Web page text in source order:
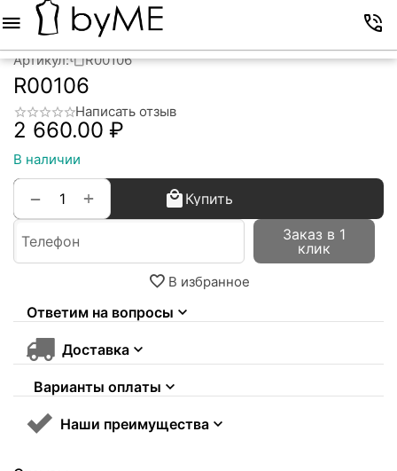
Артикул: R00106
R00106
Написать отзыв
2 660.00 ₽
В наличии
+
−
Купить
Заказ в 1
клик
В избранное
Ответим на вопросы
Доставка
Варианты оплаты
Наши преимущества
Меню Корзина Контакты